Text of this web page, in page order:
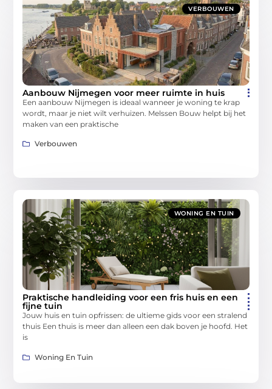
VERBOUWEN
Aanbouw Nijmegen voor meer ruimte in huis
Een aanbouw Nijmegen is ideaal wanneer je woning te krap
wordt, maar je niet wilt verhuizen. Melssen Bouw helpt bij het
maken van een praktische
Verbouwen
WONING EN TUIN
Praktische handleiding voor een fris huis en een
fijne tuin
Jouw huis en tuin opfrissen: de ultieme gids voor een stralend
thuis Een thuis is meer dan alleen een dak boven je hoofd. Het
is
Woning En Tuin